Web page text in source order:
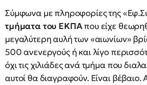
Σύμφωνα με πληροφορίες της
τμήματα του ΕΚΠΑπου είχε
μεγαλύτερη αυλή των «αιωνίων»
500 ανενεργούς ή και λίγο
όχι τις χιλιάδες ανά τμήμα που
αυτοί θα διαγραφούν. Είναι βέβαιο.